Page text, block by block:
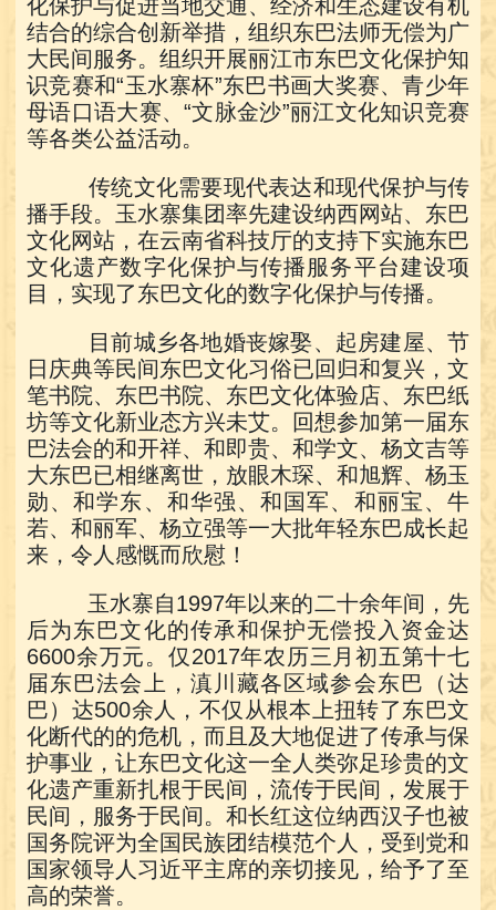
化保护与促进当地交通、经济和生态建设有机
结合的综合创新举措，组织东巴法师无偿为广
大民间服务。组织开展丽江市东巴文化保护知
识竞赛和“玉水寨杯”东巴书画大奖赛、青少年
母语口语大赛、“文脉金沙”丽江文化知识竞赛
等各类公益活动。
传统文化需要现代表达和现代保护与传
播手段。玉水寨集团率先建设纳西网站、东巴
文化网站，在云南省科技厅的支持下实施东巴
文化遗产数字化保护与传播服务平台建设项
目，实现了东巴文化的数字化保护与传播。
目前城乡各地婚丧嫁娶、起房建屋、节
日庆典等民间东巴文化习俗已回归和复兴，文
笔书院、东巴书院、东巴文化体验店、东巴纸
坊等文化新业态方兴未艾。回想参加第一届东
巴法会的和开祥、和即贵、和学文、杨文吉等
大东巴已相继离世，放眼木琛、和旭辉、杨玉
勋、和学东、和华强、和国军、和丽宝、牛
若、和丽军、杨立强等一大批年轻东巴成长起
来，令人感慨而欣慰！
玉水寨自1997年以来的二十余年间，先
后为东巴文化的传承和保护无偿投入资金达
6600余万元。仅2017年农历三月初五第十七
届东巴法会上，滇川藏各区域参会东巴（达
巴）达500余人，不仅从根本上扭转了东巴文
化断代的的危机，而且及大地促进了传承与保
护事业，让东巴文化这一全人类弥足珍贵的文
化遗产重新扎根于民间，流传于民间，发展于
民间，服务于民间。和长红这位纳西汉子也被
国务院评为全国民族团结模范个人，受到党和
国家领导人习近平主席的亲切接见，给予了至
高的荣誉。